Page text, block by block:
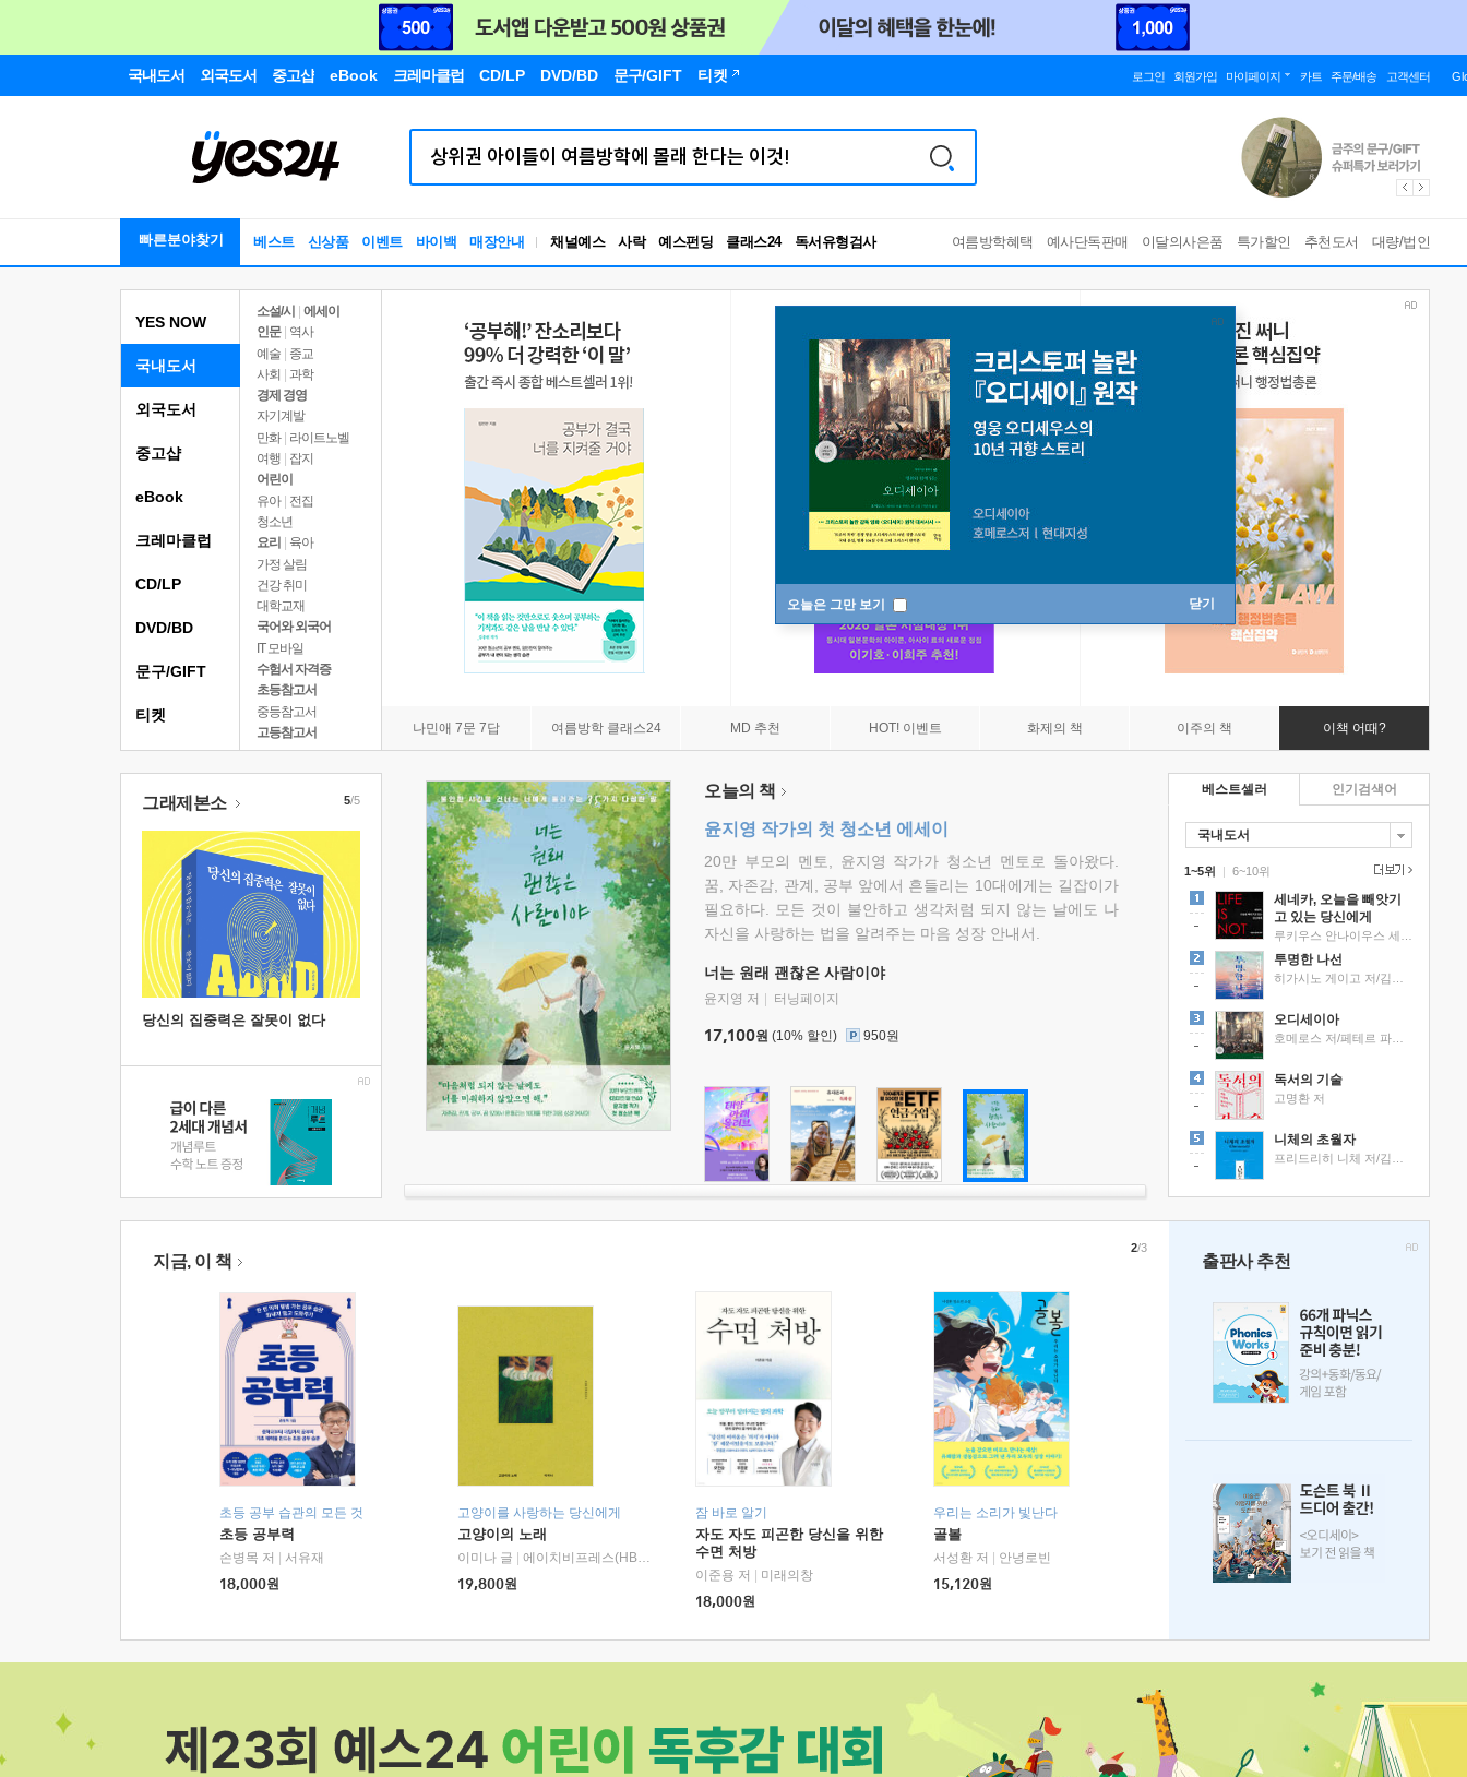
국내도서 외국도서 중고샵 eBook 크레마클럽 CD/LP DVD/BD 문구/GIFT 티켓 로그인 회원가입 마이페이지 카트 주문/배송 고객센터
빠른분야찾기 베스트 신상품 이벤트 바이백 매장안내 채널예스 사락 예스펀딩 클래스24
RBTI Lab
독서유형검사
여름방학혜택 예사단독판매 이달의사은품 특가할인 추천도서 대량/법인
오늘은 그만 보기 닫기
YES NOW
국내도서
소설/시
에세이
인문
역사
예술 | 종교
사회 | 과학
경제 경영
자기계발
만화 | 라이트노벨
여행
잡지
어린이
유아 | 전집
청소년
요리
육아
가정 살림
건강 취미
대학교재
국어와 외국어
IT 모바일
수험서 자격증
초등참고서
중등참고서
고등참고서
나민애 7문 7답 여름방학 클래스24 MD 추천 HOT! 이벤트 화제의 책 이주의 책 이책 어때?
외국도서
중고샵
eBook
크레마클럽
CD/LP
DVD/BD
문구/GIFT
티켓
그래제본소
당신의 집중력은 잘못이 없다
5/5 오늘의 책
윤지영 작가의 첫 청소년 에세이
20만 부모의 멘토, 윤지영 작가가 청소년 멘토로 돌아왔다.
꿈, 자존감, 관계, 공부 앞에서 흔들리는 10대에게는 길잡이가
필요하다. 모든 것이 불안하고 생각처럼 되지 않는 날에도 나
자신을 사랑하는 법을 알려주는 마음 성장 안내서.
너는 원래 괜찮은 사람이야
윤지영 저 터닝페이지
17,100원 (10% 할인) 950원
베스트셀러
국내도서
1~5위 |
세네카, 오늘을 빼앗기
고 있는 당신에게
투명한 나선
오디세이아
독서의 기술
고명환 저
니체의 초월자
6~10위
인기검색어
지금, 이 책
초등 공부 습관의 모든 것
초등 공부력
손병목 저
서유재
18,000원
고양이를 사랑하는 당신에게
고양이의 노래
이미나 글
에이치비프레스(HBPRESS)
19,800원
잠 바로 알기
자도 자도 피곤한 당신을 위한
수면 처방
이준용 저
미래의창
18,000원
우리는 소리가 빛난다
골볼
서성환 저
안녕로빈
15,120원
2/3
출판사 추천